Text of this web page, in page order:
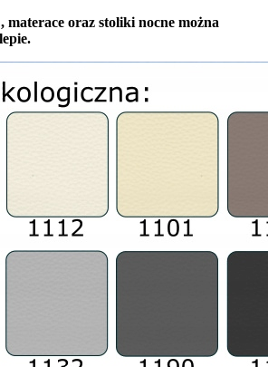
oraz stoliki nocne można